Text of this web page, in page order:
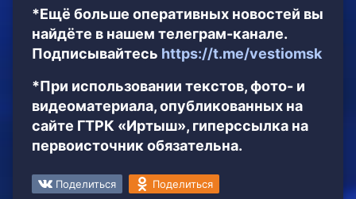
*Ещё больше оперативных новостей вы
найдёте в нашем телеграм-канале.
Подписывайтесь https://t.me/vestiomsk
*При использовании текстов, фото- и
видеоматериала, опубликованных на
сайте ГТРК «Иртыш», гиперссылка на
первоисточник обязательна.
Поделиться Поделиться